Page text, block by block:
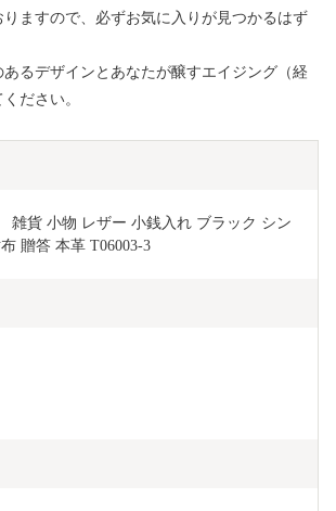
ますので、必ずお気に入りが見つかるはず
るデザインとあなたが醸すエイジング（経
ださい。
雑貨 小物 レザー 小銭入れ ブラック シン
贈答 本革 T06003-3